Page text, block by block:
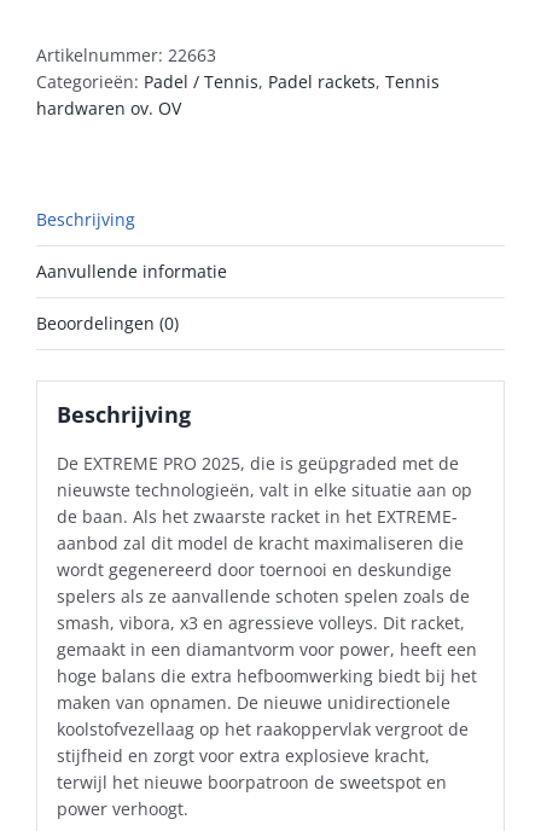
Artikelnummer: 22663
Categorieën: Padel / Tennis, Padel rackets, Tennis
hardwaren ov. OV
Beschrijving
Aanvullende informatie
Beoordelingen (0)
Beschrijving
De EXTREME PRO 2025, die is geüpgraded met de
nieuwste technologieën, valt in elke situatie aan op
de baan. Als het zwaarste racket in het EXTREME-
aanbod zal dit model de kracht maximaliseren die
wordt gegenereerd door toernooi en deskundige
spelers als ze aanvallende schoten spelen zoals de
smash, vibora, x3 en agressieve volleys. Dit racket,
gemaakt in een diamantvorm voor power, heeft een
hoge balans die extra hefboomwerking biedt bij het
maken van opnamen. De nieuwe unidirectionele
koolstofvezellaag op het raakoppervlak vergroot de
stijfheid en zorgt voor extra explosieve kracht,
terwijl het nieuwe boorpatroon de sweetspot en
power verhoogt.